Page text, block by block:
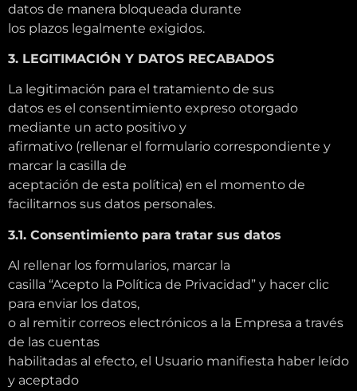
datos de manera bloqueada durante
los plazos legalmente exigidos.
3. LEGITIMACIÓN Y DATOS RECABADOS
La legitimación para el tratamiento de sus
datos es el consentimiento expreso otorgado
mediante un acto positivo y
afirmativo (rellenar el formulario correspondiente y
marcar la casilla de
aceptación de esta política) en el momento de
facilitarnos sus datos personales.
3.1. Consentimiento para tratar sus datos
Al rellenar los formularios, marcar la
casilla “Acepto la Política de Privacidad” y hacer clic
para enviar los datos,
o al remitir correos electrónicos a la Empresa a través
de las cuentas
habilitadas al efecto, el Usuario manifiesta haber leído
y aceptado